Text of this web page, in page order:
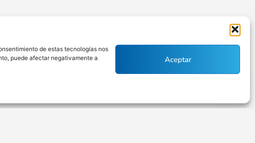
de estas tecnologías nos
puede afectar negativamente a
Aceptar
Políticas de privacidad